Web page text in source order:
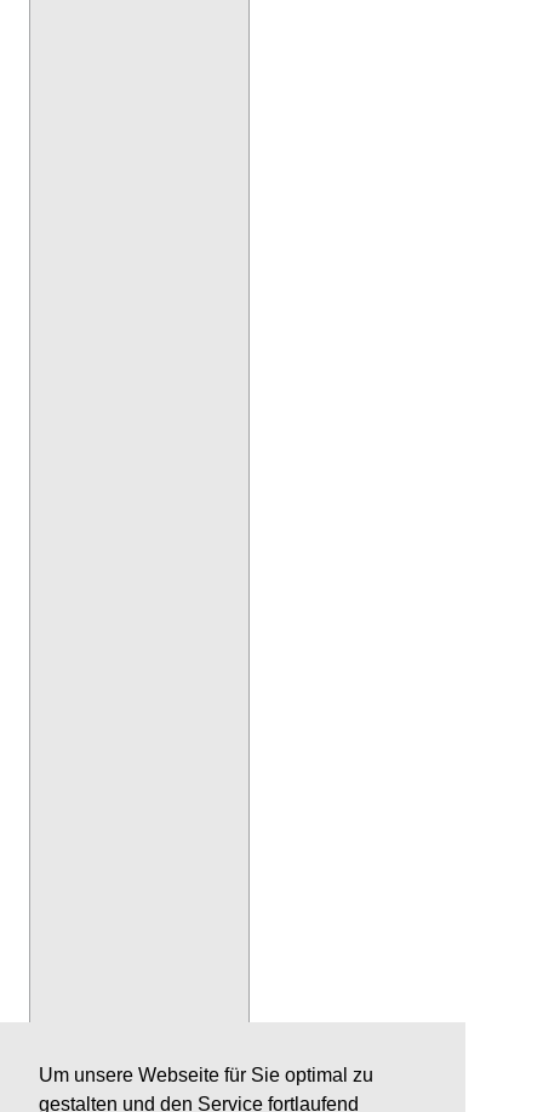
Um unsere Webseite für Sie optimal zu
gestalten und den Service fortlaufend